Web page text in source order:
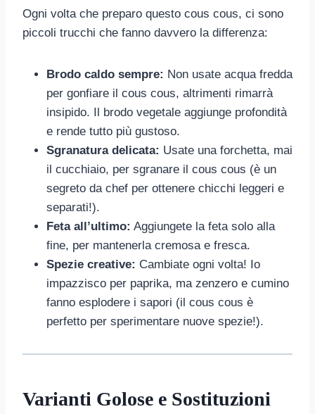
Ogni volta che preparo questo cous cous, ci sono
piccoli trucchi che fanno davvero la differenza:
Brodo caldo sempre: Non usate acqua fredda
per gonfiare il cous cous, altrimenti rimarrà
insipido. Il brodo vegetale aggiunge profondità
e rende tutto più gustoso.
Sgranatura delicata: Usate una forchetta, mai
il cucchiaio, per sgranare il cous cous (è un
segreto da chef per ottenere chicchi leggeri e
separati!).
Feta all’ultimo: Aggiungete la feta solo alla
fine, per mantenerla cremosa e fresca.
Spezie creative: Cambiate ogni volta! Io
impazzisco per paprika, ma zenzero e cumino
fanno esplodere i sapori (il cous cous è
perfetto per sperimentare nuove spezie!).
Varianti Golose e Sostituzioni